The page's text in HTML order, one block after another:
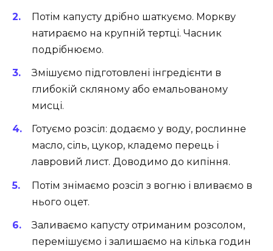
Потім капусту дрібно шаткуємо. Моркву
натираємо на крупній тертці. Часник
подрібнюємо.
Змішуємо підготовлені інгредієнти в
глибокій скляному або емальованому
мисці.
Готуємо розсіл: додаємо у воду, рослинне
масло, сіль, цукор, кладемо перець і
лавровий лист. Доводимо до кипіння.
Потім знімаємо розсіл з вогню і вливаємо в
нього оцет.
Заливаємо капусту отриманим розсолом,
перемішуємо і залишаємо на кілька годин